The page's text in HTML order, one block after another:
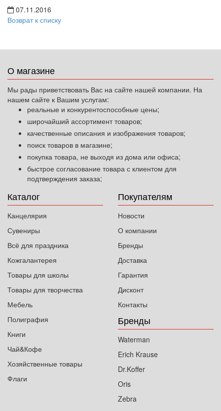
07.11.2016
Возврат к списку
О магазине
Мы рады приветствовать Вас на сайте нашей компании. На
нашем сайте к Вашим услугам:
реальные и конкурентоспособные цены;
широчайший ассортимент товаров;
качественные описания и изображения товаров;
поиск товаров в магазине;
покупка товара, не выходя из дома или офиса;
быстрое согласование товара с клиентом для
подтверждения заказа;
Каталог
Канцелярия
Сувениры
Всё для праздника
Кожгалантерея
Товары для школы
Товары для творчества
Мебель
Полиграфия
Книги
Чай&Кофе
Хозяйственные товары
Флаги
Покупателям
Новости
О компании
Бренды
Доставка
Гарантия
Дисконт
Контакты
Бренды
Waterman
Erich Krause
Dr.Koffer
Oris
Zebra